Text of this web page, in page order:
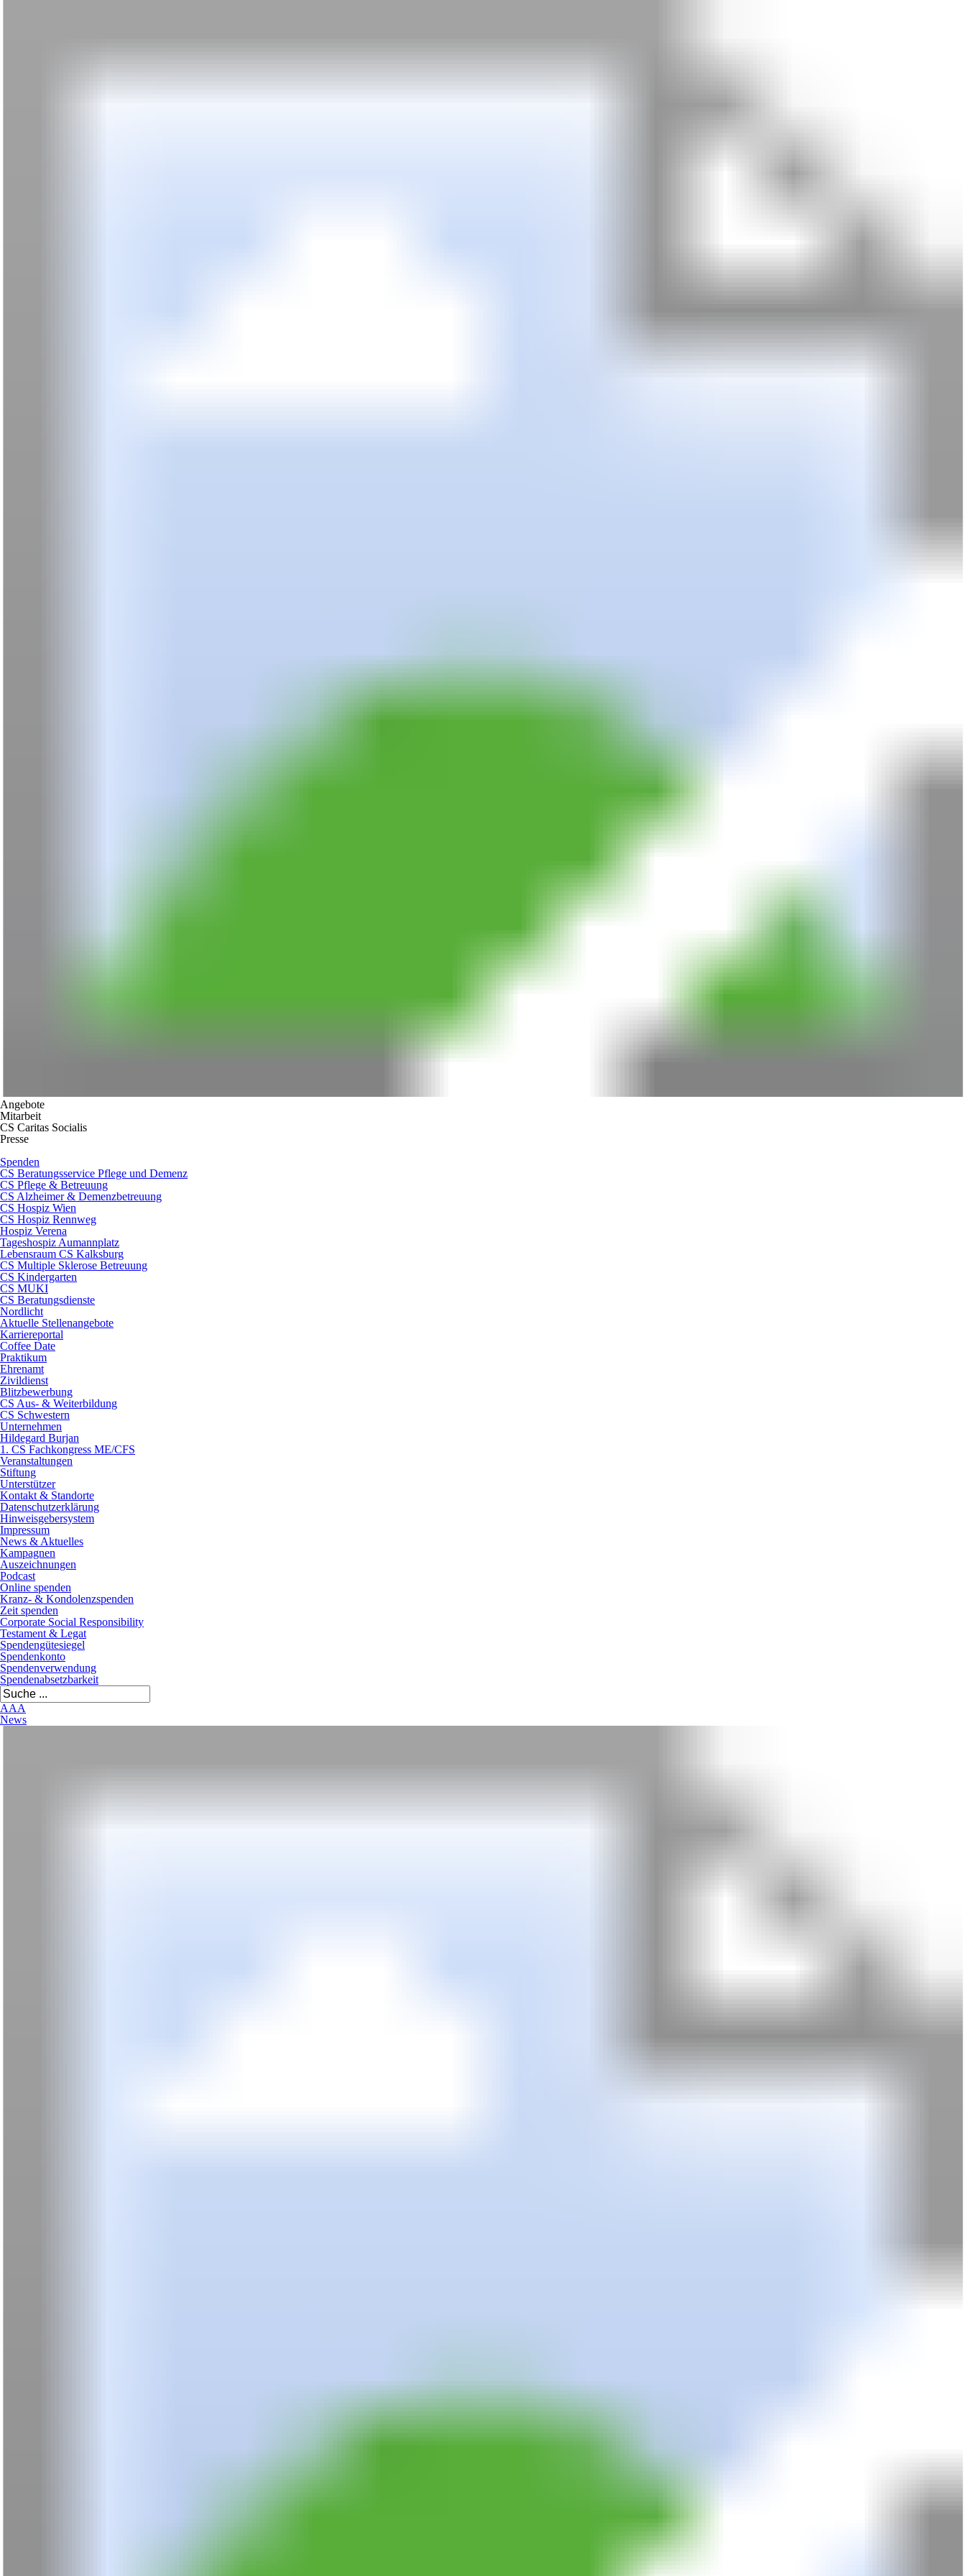
Angebote
Mitarbeit
CS Caritas Socialis
Presse
Spenden
CS Beratungsservice Pflege und Demenz
CS Pflege & Betreuung
CS Alzheimer & Demenzbetreuung
CS Hospiz Wien
CS Hospiz Rennweg
Hospiz Verena
Tageshospiz Aumannplatz
Lebensraum CS Kalksburg
CS Multiple Sklerose Betreuung
CS Kindergarten
CS MUKI
CS Beratungsdienste
Nordlicht
Aktuelle Stellenangebote
Karriereportal
Coffee Date
Praktikum
Ehrenamt
Zivildienst
Blitzbewerbung
CS Aus- & Weiterbildung
CS Schwestern
Unternehmen
Hildegard Burjan
1. CS Fachkongress ME/CFS
Veranstaltungen
Stiftung
Unterstützer
Kontakt & Standorte
Datenschutzerklärung
Hinweisgebersystem
Impressum
News & Aktuelles
Kampagnen
Auszeichnungen
Podcast
Online spenden
Kranz- & Kondolenzspenden
Zeit spenden
Corporate Social Responsibility
Testament & Legat
Spendengütesiegel
Spendenkonto
Spendenverwendung
Spendenabsetzbarkeit
AAA
News